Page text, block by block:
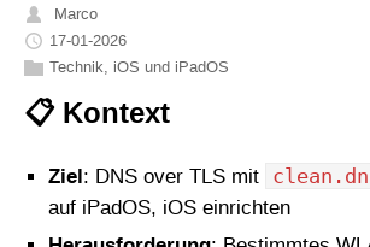
Marco
17-01-2026
Technik, iOS und iPadOS
📋 Kontext
Ziel: DNS over TLS mit
auf iPadOS, iOS einrichten